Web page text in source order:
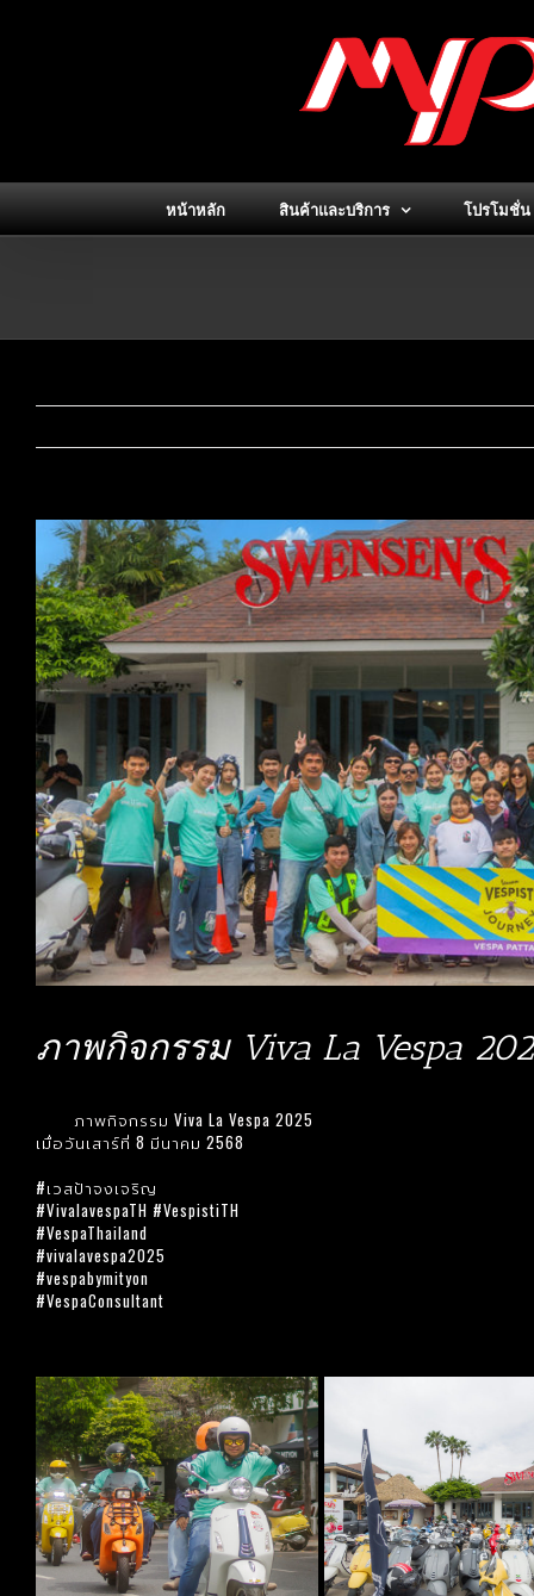
หน้าหลัก สินค้าและบริการ โปรโมชั่น
ภาพกิจกรรม Viva La Vespa
ภาพกิจกรรม Viva La Vespa 2025
เมื่อวันเสาร์ที่ 8 มีนาคม 2568
#เวสป้าจงเจริญ
#VivalavespaTH #VespistiTH
#VespaThailand
#vivalavespa2025
#vespabymityon
#VespaConsultant